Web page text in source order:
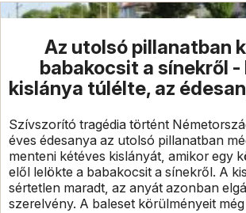
Az utolsó pillanatban
babakocsit a sínekről
kislánya túlélte, az
Szívszorító tragédia történt
éves édesanya az utolsó pillanatban
menteni kétéves kislányát, amikor egy
elől lelökte a babakocsit a sínekről. A
sértetlen maradt, az anyát azonban
szerelvény. A baleset körülményeit